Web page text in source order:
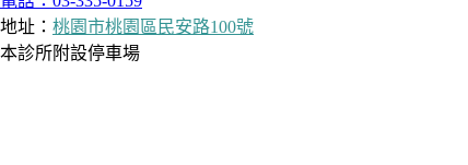
地址： 桃園市桃園區民安路100號
本診所附設停車場